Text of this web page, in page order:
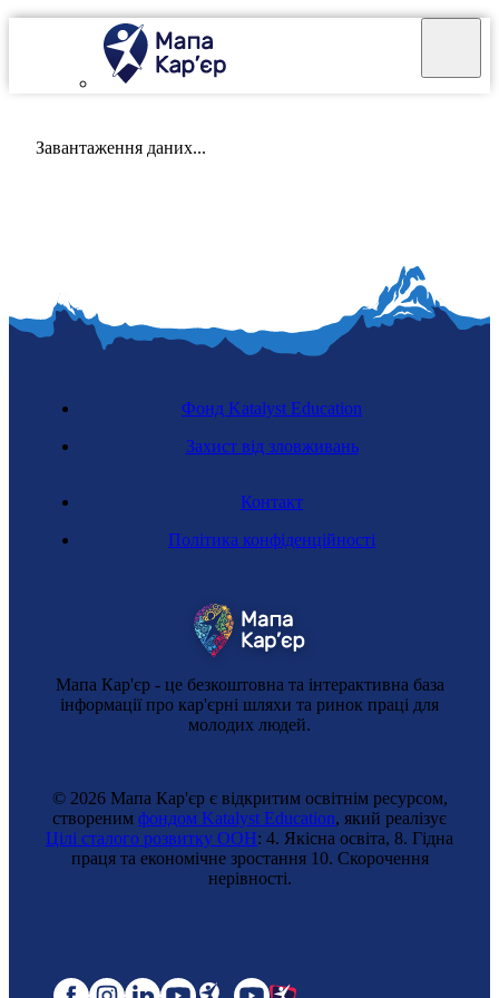
Завантаження даних...
Мапа Кар'єр - це безкоштовна та інтерактивна база
інформації про кар'єрні шляхи та ринок праці для
молодих людей.
Контакт
Політика конфіденційності
Фонд Katalyst Education
Захист від зловживань
© 2026 Мапа Кар'єр є відкритим освітнім ресурсом,
створеним фондом Katalyst Education, який реалізує
Цілі сталого розвитку ООН: 4. Якісна освіта, 8. Гідна
праця та економічне зростання 10. Cкорочення
нерівності.